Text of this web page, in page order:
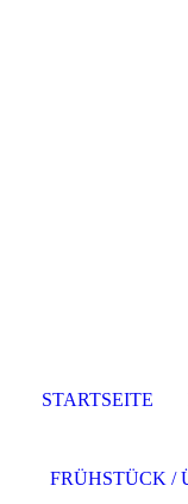
STARTSEITE
FRÜHSTÜCK /